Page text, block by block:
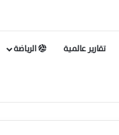
تقارير عالمية الرياضة